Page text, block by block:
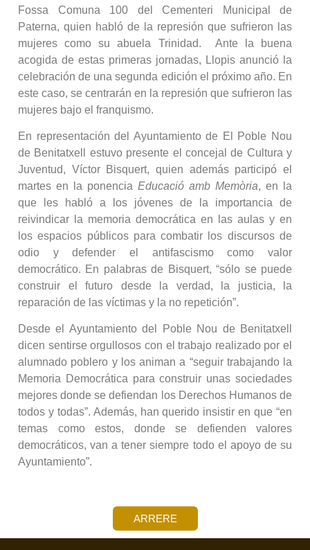
Fossa Comuna 100 del Cementeri Municipal de
Paterna, quien habló de la represión que sufrieron las
mujeres como su abuela Trinidad. Ante la buena
acogida de estas primeras jornadas, Llopis anunció la
celebración de una segunda edición el próximo año. En
este caso, se centrarán en la represión que sufrieron las
mujeres bajo el franquismo.
En representación del Ayuntamiento de El Poble Nou
de Benitatxell estuvo presente el concejal de Cultura y
Juventud, Víctor Bisquert, quien además participó el
martes en la ponencia Educació amb Memòria, en la
que les habló a los jóvenes de la importancia de
reivindicar la memoria democrática en las aulas y en
los espacios públicos para combatir los discursos de
odio y defender el antifascismo como valor
democrático. En palabras de Bisquert, “sólo se puede
construir el futuro desde la verdad, la justicia, la
reparación de las víctimas y la no repetición”.
Desde el Ayuntamiento del Poble Nou de Benitatxell
dicen sentirse orgullosos con el trabajo realizado por el
alumnado poblero y los animan a “seguir trabajando la
Memoria Democrática para construir unas sociedades
mejores donde se defiendan los Derechos Humanos de
todos y todas”. Además, han querido insistir en que “en
temas como estos, donde se defienden valores
democráticos, van a tener siempre todo el apoyo de su
Ayuntamiento”.
ARRERE